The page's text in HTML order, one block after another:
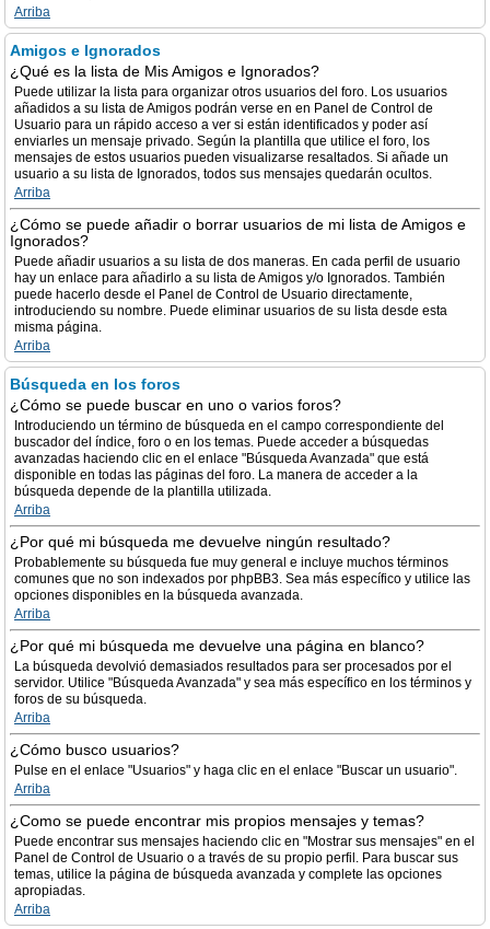
Arriba
Amigos e Ignorados
¿Qué es la lista de Mis Amigos e Ignorados?
Puede utilizar la lista para organizar otros usuarios del foro. Los usuarios
añadidos a su lista de Amigos podrán verse en en Panel de Control de
Usuario para un rápido acceso a ver si están identificados y poder así
enviarles un mensaje privado. Según la plantilla que utilice el foro, los
mensajes de estos usuarios pueden visualizarse resaltados. Si añade un
usuario a su lista de Ignorados, todos sus mensajes quedarán ocultos.
Arriba
¿Cómo se puede añadir o borrar usuarios de mi lista de Amigos e
Ignorados?
Puede añadir usuarios a su lista de dos maneras. En cada perfil de usuario
hay un enlace para añadirlo a su lista de Amigos y/o Ignorados. También
puede hacerlo desde el Panel de Control de Usuario directamente,
introduciendo su nombre. Puede eliminar usuarios de su lista desde esta
misma página.
Arriba
Búsqueda en los foros
¿Cómo se puede buscar en uno o varios foros?
Introduciendo un término de búsqueda en el campo correspondiente del
buscador del índice, foro o en los temas. Puede acceder a búsquedas
avanzadas haciendo clic en el enlace "Búsqueda Avanzada" que está
disponible en todas las páginas del foro. La manera de acceder a la
búsqueda depende de la plantilla utilizada.
Arriba
¿Por qué mi búsqueda me devuelve ningún resultado?
Probablemente su búsqueda fue muy general e incluye muchos términos
comunes que no son indexados por phpBB3. Sea más específico y utilice las
opciones disponibles en la búsqueda avanzada.
Arriba
¿Por qué mi búsqueda me devuelve una página en blanco?
La búsqueda devolvió demasiados resultados para ser procesados por el
servidor. Utilice "Búsqueda Avanzada" y sea más específico en los términos y
foros de su búsqueda.
Arriba
¿Cómo busco usuarios?
Pulse en el enlace "Usuarios" y haga clic en el enlace "Buscar un usuario".
Arriba
¿Como se puede encontrar mis propios mensajes y temas?
Puede encontrar sus mensajes haciendo clic en "Mostrar sus mensajes" en el
Panel de Control de Usuario o a través de su propio perfil. Para buscar sus
temas, utilice la página de búsqueda avanzada y complete las opciones
apropiadas.
Arriba